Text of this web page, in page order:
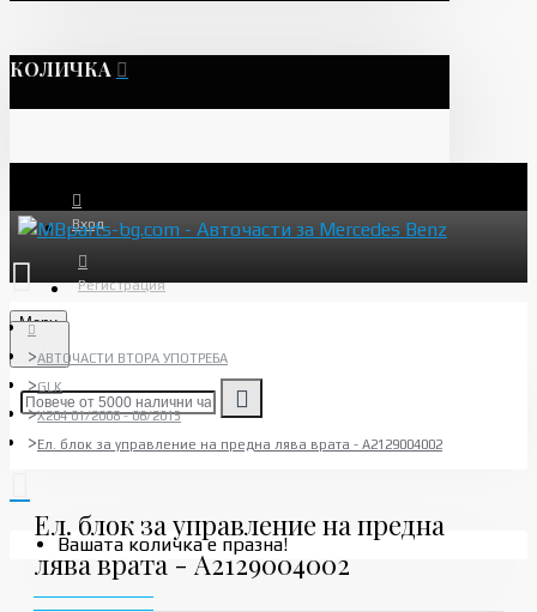
КОЛИЧКА
Вход
Регистрация
Menu
Вашата количка е празна!
АВТОЧАСТИ ВТОРА УПОТРЕБА
GLK
X204 01/2008 - 06/2015
Ел. блок за управление на предна лява врата - A2129004002
Ел. блок за управление на предна
лява врата - A2129004002